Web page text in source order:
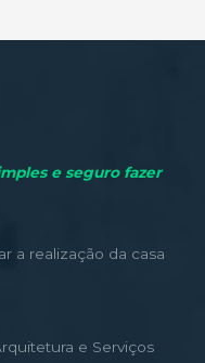
e seguro fazer
a realização da casa
e Serviços